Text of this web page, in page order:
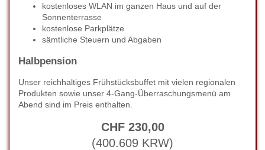
kostenloses WLAN im ganzen Haus und auf der
Sonnenterrasse
kostenlose Parkplätze
sämtliche Steuern und Abgaben
Halbpension
Unser reichhaltiges Frühstücksbuffet mit vielen regionalen
Produkten sowie unser 4-Gang-Überraschungsmenü am
Abend sind im Preis enthalten.
CHF 230,00
(400.609 KRW)